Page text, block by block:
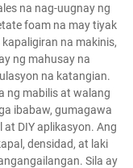
na nag-uugnay ng
foam na may tiyak
na makinis,
ng mahusay na
na katangian.
ng mabilis at walang
ibabaw, gumagawa
DIY aplikasyon. Ang
densidad, at laki
Sila ay